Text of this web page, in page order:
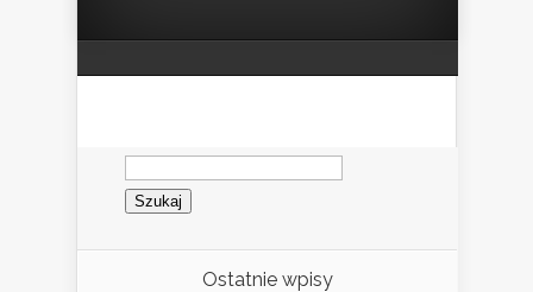
Szukaj:
Ostatnie wpisy